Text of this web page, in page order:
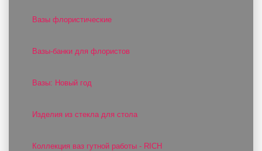
Вазы флористические
Вазы-банки для флористов
Вазы: Новый год
Изделия из стекла для стола
Коллекция ваз гутной работы - RICH